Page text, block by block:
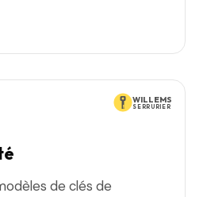
WILLEMS
SERRURIER
de clés de